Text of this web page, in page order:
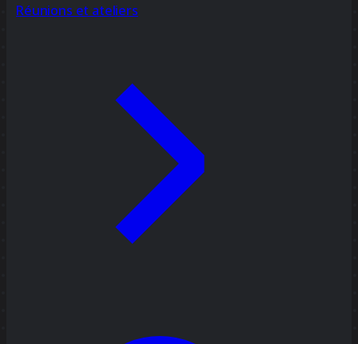
Réunions et ateliers